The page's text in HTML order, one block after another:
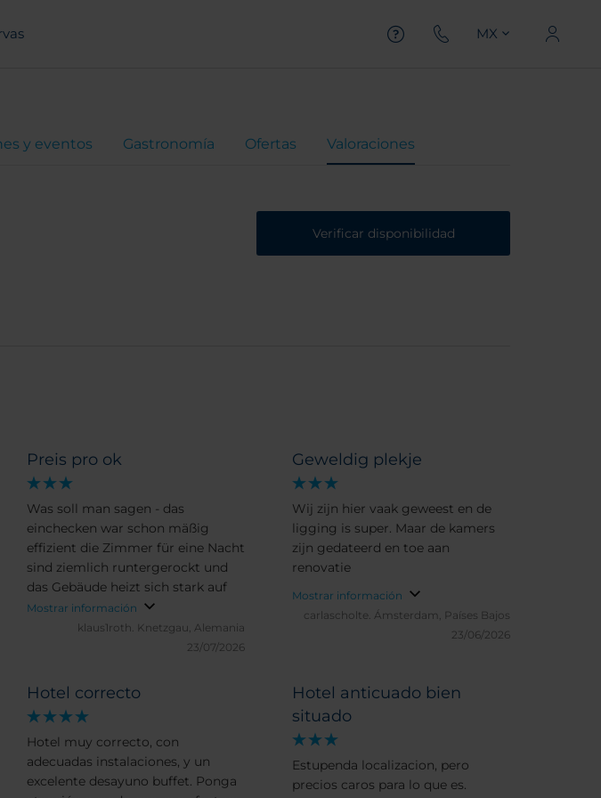
MX
y eventos Gastronomía Ofertas Valoraciones
Verificar disponibilidad
Hotel correcto
Hotel muy correcto, con
adecuadas instalaciones, y un
excelente desayuno buffet. Ponga
Hotel anticuado bien
situado
Estupenda localizacion, pero
precios caros para lo que es.
Preis pro ok
Was soll man sagen - das
einchecken war schon mäßig
effizient die Zimmer für eine Nacht
sind ziemlich runtergerockt und
das Gebäude heizt sich stark auf
Mostrar información
klaus1roth. Knetzgau, Alemania
23/07/2026
Geweldig plekje
Wij zijn hier vaak geweest en de
ligging is super. Maar de kamers
zijn gedateerd en toe aan
renovatie
Mostrar información
carlascholte. Ámsterdam, Países Bajos
23/06/2026